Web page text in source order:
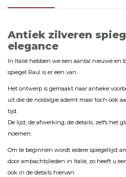
Antiek zilveren
elegance
In Italië hebben we een aantal nieuwe en
spiegel Raul is er een van.
Het ontwerp is gemaakt naar antieke
uit die de nostalgie ademt maar toch ook
tijd.
De lijst, de afwerking, de details, zelfs het
noemen.
Om te beginnen wordt iedere spiegellijst
door ambachtslieden in Italië, zo heeft u
ook in de details hiervan.